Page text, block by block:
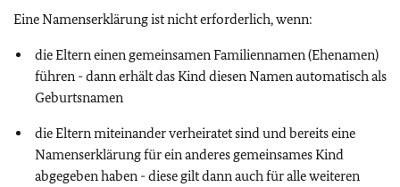
Eine Namenserklärung ist nicht erforderlich, wenn:
die Eltern einen gemeinsamen Familiennamen (Ehenamen)
führen - dann erhält das Kind diesen Namen automatisch als
Geburtsnamen
die Eltern miteinander verheiratet sind und bereits eine
Namenserklärung für ein anderes gemeinsames Kind
abgegeben haben - diese gilt dann auch für alle weiteren